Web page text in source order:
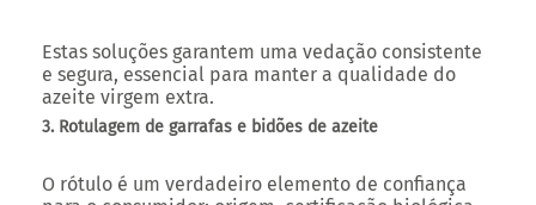
Estas soluções garantem uma vedação consistente
e segura, essencial para manter a qualidade do
azeite virgem extra.
3. Rotulagem de garrafas e bidões de azeite
O rótulo é um verdadeiro elemento de confiança